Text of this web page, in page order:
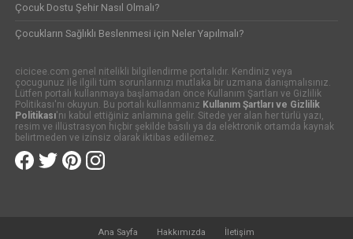
Çocuk Dostu Şehir Nasıl Olmalı?
Çocukların Sağlıklı Beslenmesi için Neler Yapılmalı?
cicicee.com genel nitelikli bilgilendirme portalıdır. Kendiniz veya
çocugunuz ile ilgili tüm sorunlarınızı mutlaka bir uzmana danışmalısınız.
Lütfen portalı kullanmaya başlamadan önce Kullanım Şartları ve Gizlilik
Politikası'nı okuyun. Bu portalı kullanmanız Kullanım Şartları ve Gizlilik
Politikası'nı kabul ettiğiniz anlamına gelir. Sitede yer alan her türlü yazı,
resim ve illüstrasyon hiçbir şekilde basılı ya da elektronik ortamda kaynak
belirtmeden ve izinsiz olarak iktibas edilemez.
Ana Sayfa Hakkımızda İletişim